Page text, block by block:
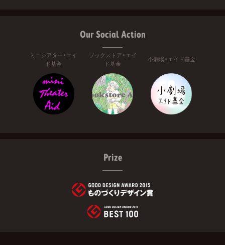
Our Social Action
ミニシアター・エイ
ド基金
ブックストア・エイ
ド基金
小劇場・エイド基金
Prize